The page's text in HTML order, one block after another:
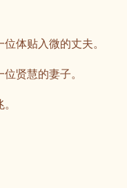
体贴入微的丈夫。
贤慧的妻子。